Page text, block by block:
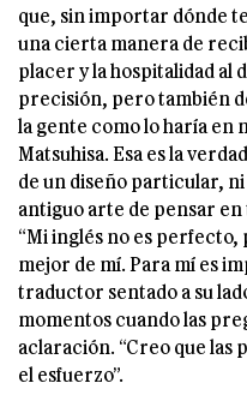
que, sin importar dónde
una cierta manera de
placer y la hospitalidad al
precisión, pero también
la gente como lo haría en
Matsuhisa. Esa es la
de un diseño particular,
antiguo arte de pensar en
“Mi inglés no es
mejor de mí. Para mí es
traductor sentado a su
momentos cuando las
aclaración. “Creo que las
el esfuerzo”.